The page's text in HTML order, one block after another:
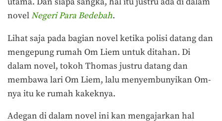
novelNegeri Para Bedebah.
Lihat saja pada bagian novel ketika polisi datang dan
mengepung rumah Om Liem untuk ditahan. Di
dalam novel, tokoh Thomas justru datang dan
membawa lari Om Liem, lalu menyembunyikan Om-
nya itu ke rumah kakeknya.
Adegan di dalam novel ini kan mengajarkan hal